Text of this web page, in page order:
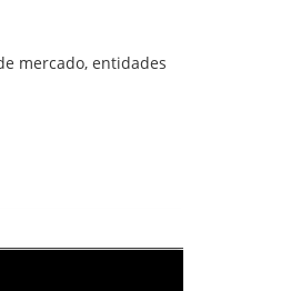
mercado, entidades